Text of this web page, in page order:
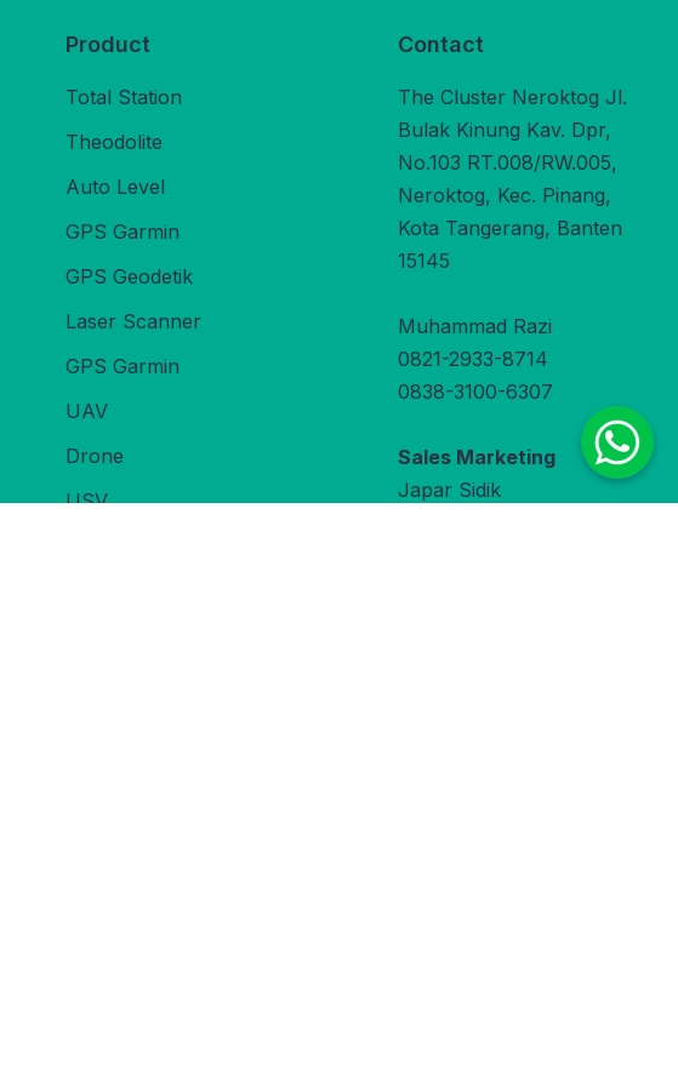
Product
Total Station
Theodolite
Auto Level
GPS Garmin
GPS Geodetik
Laser Scanner
GPS Garmin
UAV
Drone
USV
Contact
The Cluster Neroktog Jl.
Bulak Kinung Kav. Dpr,
No.103 RT.008/RW.005,
Neroktog, Kec. Pinang,
Kota Tangerang, Banten
15145
Muhammad Razi
0821-2933-8714
0838-3100-6307
Sales Marketing
Japar Sidik